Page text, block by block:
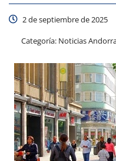
2 de septiembre de 2025
Categoría: Noticias